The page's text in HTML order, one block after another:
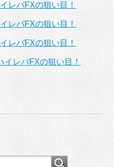
レバFXの狙い目！
レバFXの狙い目！
レバFXの狙い目！
イレバFXの狙い目！